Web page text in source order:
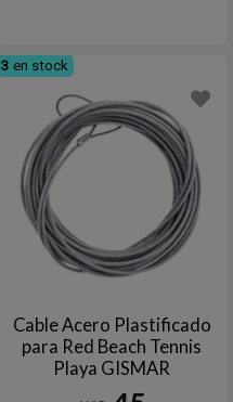
3 en stock
Cable Acero Plastificado
para Red Beach Tennis
Playa GISMAR